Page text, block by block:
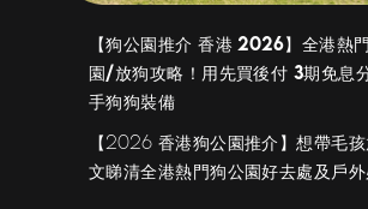
【狗公園推介 香港 2026】全港熱
園/放狗攻略！用先買後付 3期免息
手狗狗裝備
【2026 香港狗公園推介】想帶毛
文睇清全港熱門狗公園好去處及戶